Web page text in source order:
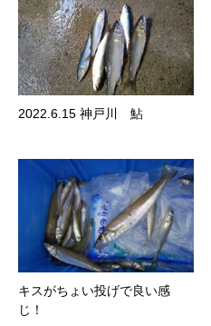
2022.6.15 神戸川 鮎
キスがちょい投げで良い感
じ！